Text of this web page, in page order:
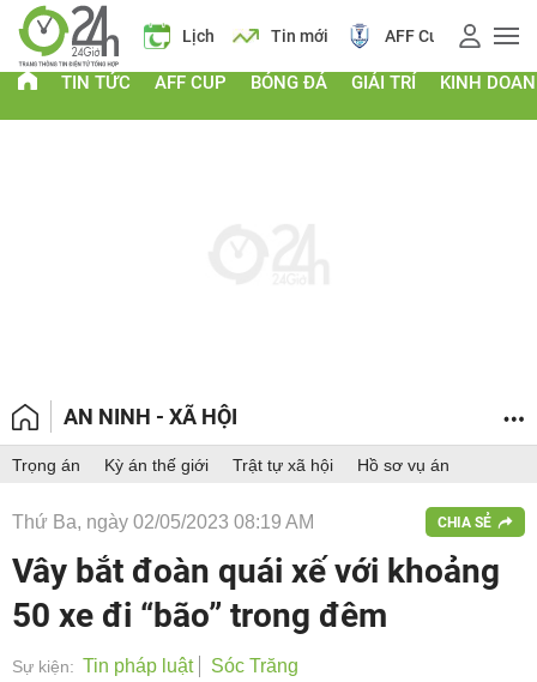
Lịch Tin mới AFF Cup Giá vàng
TIN TỨC AFF CUP BÓNG ĐÁ GIẢI TRÍ KINH
AN NINH - XÃ HỘI
Trọng án Kỳ án thế giới Trật tự xã hội Hồ sơ vụ án
Thứ Ba, ngày 02/05/2023 08:19 AM CHIA SẺ
Vây bắt đoàn quái xế với khoảng
50 xe đi “bão” trong đêm
Sự kiện: Tin pháp luật Sóc Trăng